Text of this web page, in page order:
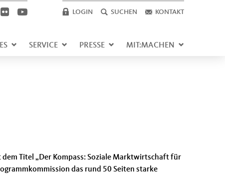
LOGIN SUCHEN KONTAKT
SERVICE PRESSE MIT:MACHEN
Titel „Der Kompass: Soziale Marktwirtschaft für
das rund 50 Seiten starke